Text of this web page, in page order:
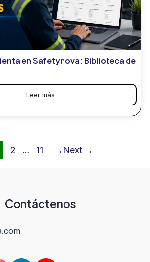
en Safetynova: Biblioteca de
Leer más
2 … 11 Next →
Contáctenos